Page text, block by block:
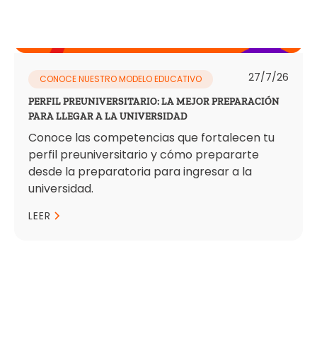
CONOCE NUESTRO MODELO EDUCATIVO 27/7/26
PERFIL PREUNIVERSITARIO: LA MEJOR PREPARACIÓN
PARA LLEGAR A LA UNIVERSIDAD
Conoce las competencias que fortalecen tu
perfil preuniversitario y cómo prepararte
desde la preparatoria para ingresar a la
universidad.
LEER